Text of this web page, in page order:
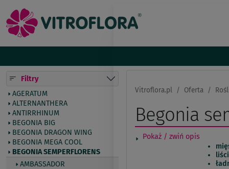
Filtry
AGERATUM
ALTERNANTHERA
ANTIRRHINUM
BEGONIA BIG
BEGONIA DRAGON WING
BEGONIA MEGA COOL
BEGONIA SEMPERFLORENS
AMBASSADOR
Vitroflora.pl Oferta
Begonia
Pokaż / zwiń opis